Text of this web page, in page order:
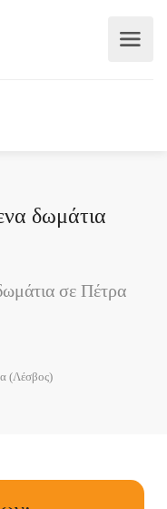
δωμάτια
σε Πέτρα
(Λέσβος)